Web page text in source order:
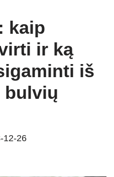
kaip
ir ką
iš
bulvių
12-26